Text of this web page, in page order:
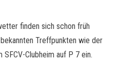
finden sich schon früh
Treffpunkten wie der
SFCV-Clubheim auf P 7 ein.